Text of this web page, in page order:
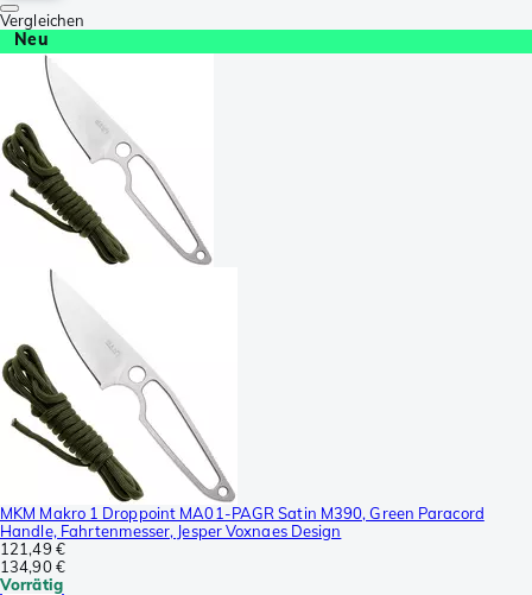
Vergleichen
Neu
MKM Makro 1 Droppoint MA01-PAGR Satin M390, Green Paracord
Handle, Fahrtenmesser, Jesper Voxnaes Design
121,49 €
134,90 €
Vorrätig